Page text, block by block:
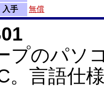
入手
無償
プのパソ
。言語仕